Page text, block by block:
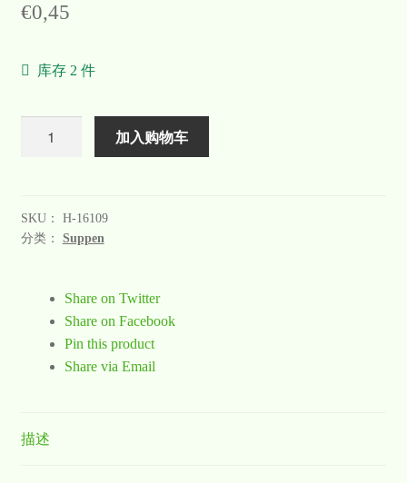
联系
€0,45
库存 2 件
加入购物车
SKU： H-16109
分类： Suppen
Share on Twitter
Share on Facebook
Pin this product
Share via Email
描述